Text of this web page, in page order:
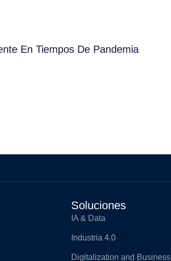
En Tiempos De Pandemia
Soluciones
IA & Data
Industria 4.0
Digitalization and Business